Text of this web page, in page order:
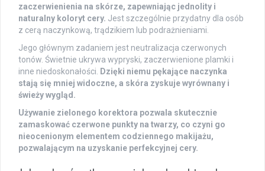
zaczerwienienia na skórze, zapewniając jednolity i
naturalny koloryt cery. Jest szczególnie przydatny dla osób
z cerą naczynkową, trądzikiem lub podrażnieniami.
Jego głównym zadaniem jest neutralizacja czerwonych
tonów. Świetnie ukrywa wypryski, zaczerwienione plamki i
inne niedoskonałości.
Dzięki niemu pękające naczynka
stają się mniej widoczne, a skóra zyskuje wyrównany i
świeży wygląd.
Używanie zielonego korektora pozwala skutecznie
zamaskować czerwone punkty na twarzy, co czyni go
nieocenionym elementem codziennego makijażu,
pozwalającym na uzyskanie perfekcyjnej cery.